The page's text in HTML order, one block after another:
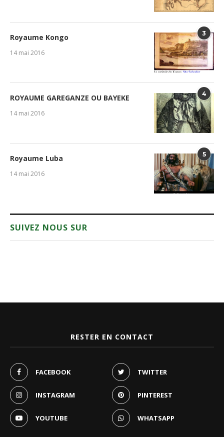
3
Royaume Kongo
14 mai 2016
4
ROYAUME GAREGANZE OU BAYEKE
14 mai 2016
5
Royaume Luba
14 mai 2016
SUIVEZ NOUS SUR
RESTER EN CONTACT
FACEBOOK TWITTER
INSTAGRAM PINTEREST
YOUTUBE WHATSAPP